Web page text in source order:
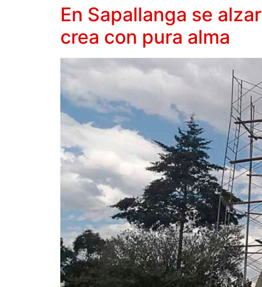
En Sapallanga se
crea con pura alma